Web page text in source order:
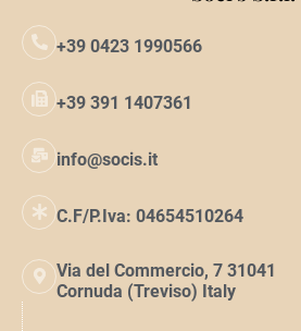
+39 0423 1990566
+39 391 1407361
info@socis.it
C.F/P.Iva: 04654510264
Via del Commercio, 7 31041
Cornuda (Treviso) Italy